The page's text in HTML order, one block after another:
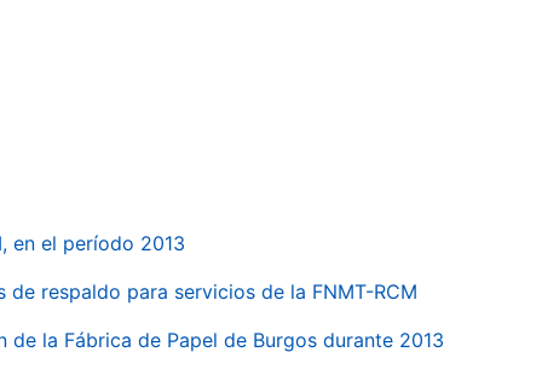
en el período 2013
respaldo para servicios de la FNMT-RCM
la Fábrica de Papel de Burgos durante 2013